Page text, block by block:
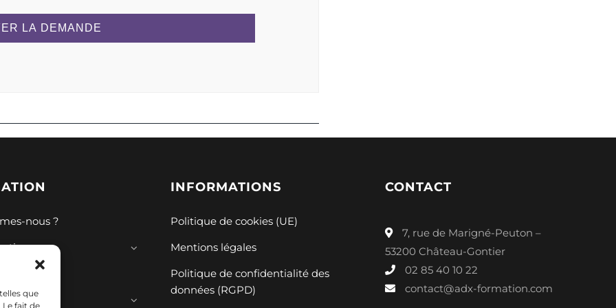
que
fait de
LA DEMANDE
nous ?
INFORMATIONS
Politique de cookies (UE)
Mentions légales
Politique de confidentialité des
données (RGPD)
CONTACT
7, rue de Marigné-Peuton –
53200 Château-Gontier
02 85 40 10 22
contact@adx-formation.com